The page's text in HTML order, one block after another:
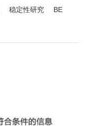
稳定性研究
BE